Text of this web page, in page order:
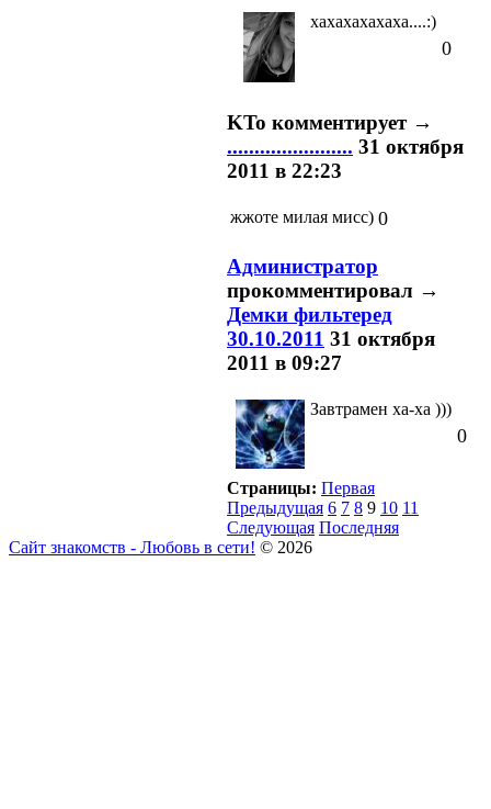
хахахахахаха....:)
0
KTo комментирует→
....................... 31 октября
2011 в 22:23
жжоте милая мисс) 0
Администратор
прокомментировал →
Демки фильтеред
30.10.2011 31 октября
2011 в 09:27
Завтрамен ха-ха )))
0
Страницы: Первая
Предыдущая 6 7 8 9 10 11
Следующая Последняя
Сайт знакомств - Любовь в сети! © 2026